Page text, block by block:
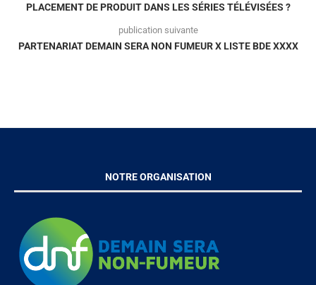
PLACEMENT DE PRODUIT DANS LES SÉRIES TÉLÉVISÉES ?
publication suivante
PARTENARIAT DEMAIN SERA NON FUMEUR X LISTE BDE XXXX
NOTRE ORGANISATION